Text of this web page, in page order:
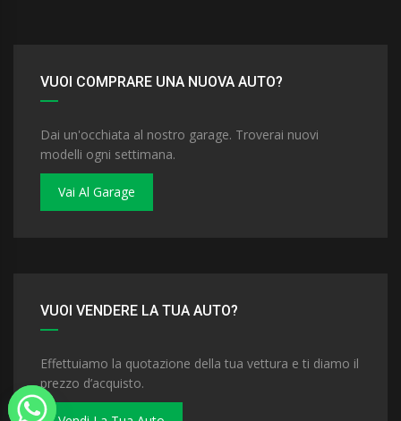
VUOI COMPRARE UNA NUOVA AUTO?
Dai un'occhiata al nostro garage. Troverai nuovi
modelli ogni settimana.
Vai Al Garage
VUOI VENDERE LA TUA AUTO?
Effettuiamo la quotazione della tua vettura e ti diamo il
prezzo d’acquisto.